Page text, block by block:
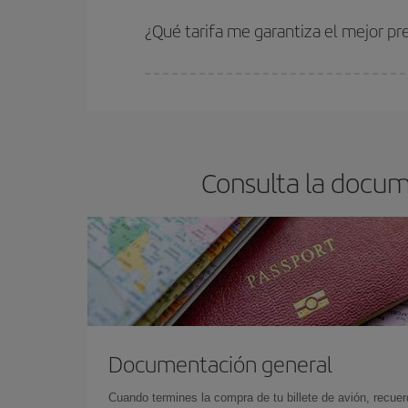
estén disponibles o se vayan agotando. Por eso,
¿Qué tarifa me garantiza el mejor
Consulta la
Documentación general
Cuando termines la compra de tu billete de avión,